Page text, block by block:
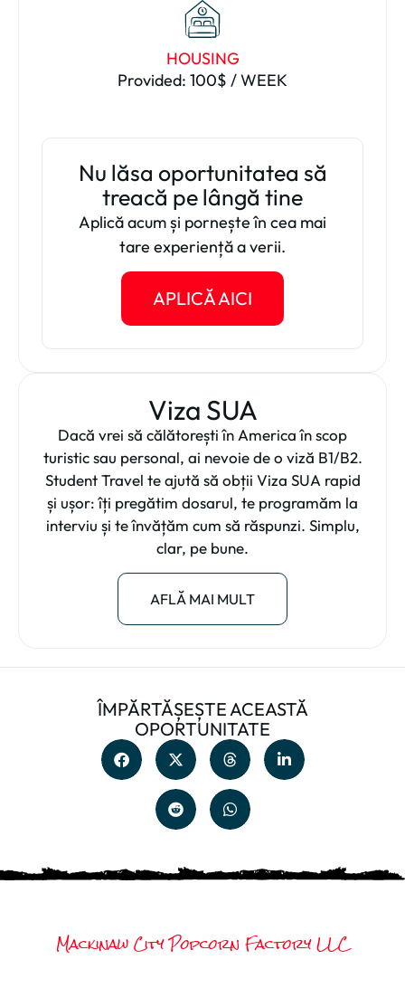
HOUSING
Provided: 100$ / WEEK
Nu lăsa oportunitatea să
treacă pe lângă tine
Aplică acum și pornește în cea mai
tare experiență a verii.
APLICĂ AICI
Viza SUA
Dacă vrei să călătorești în America în scop
turistic sau personal, ai nevoie de o viză B1/B2.
Student Travel te ajută să obții Viza SUA rapid
și ușor: îți pregătim dosarul, te programăm la
interviu și te învățăm cum să răspunzi. Simplu,
clar, pe bune.
AFLĂ MAI MULT
ÎMPĂRTĂȘEȘTE ACEASTĂ
OPORTUNITATE
Mackinaw City Popcorn Factory LLC
Ești pregătit să îți alegi